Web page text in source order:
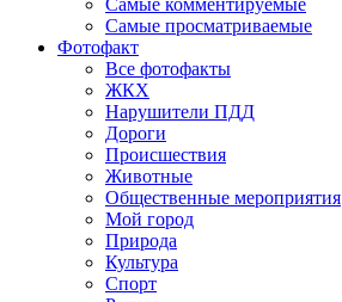
Самые комментируемые
Самые просматриваемые
Фотофакт
Все фотофакты
ЖКХ
Нарушители ПДД
Дороги
Происшествия
Животные
Общественные мероприятия
Мой город
Природа
Культура
Спорт